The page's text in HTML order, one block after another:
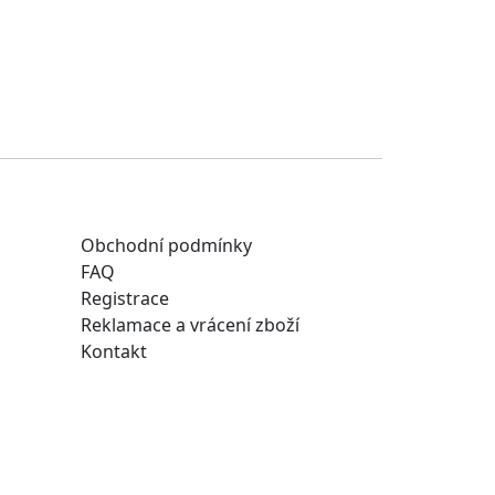
Obchodní podmínky
FAQ
Registrace
Reklamace a vrácení zboží
Kontakt